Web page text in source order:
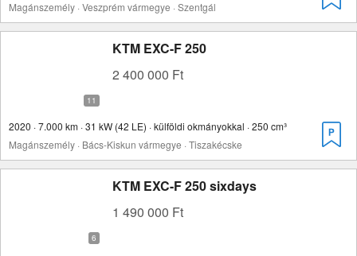
Magánszemély · Veszprém vármegye · Szentgál
KTM EXC-F 250
2 400 000 Ft
2020 · 7.000 km · 31 kW (42 LE) · külföldi okmányokkal · 250 cm³
Magánszemély · Bács-Kiskun vármegye · Tiszakécske
KTM EXC-F 250 sixdays
1 490 000 Ft